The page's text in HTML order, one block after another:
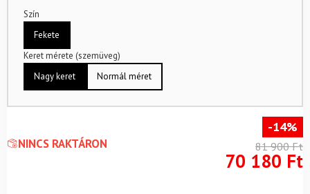
Szín
Fekete
Keret mérete (szemüveg)
Nagy keret
Normál méret
NINCS RAKTÁRON
-14%
81 900Ft
70 180 Ft